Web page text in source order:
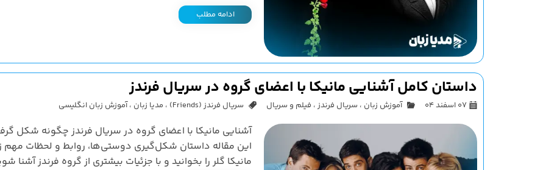
ادامه مطلب
داستان کامل آشنایی مانیکا با اعضای گروه در سریال فرندز
۰۷ اسفند ۰۴ آموزش زبان ، سریال فرندز ، فیلم و سریال سریال فرندز (Friends) ، مدیا زبان ،آموزش زبان انگلیسی
آشنایی مانیکا با اعضای گروه در سریال فرندز چگونه شکل
این مقاله داستان شکل‌گیری دوستی‌ها، روابط و لحظات مهم
مانیکا گلر را بخوانید و با جزئیات بیشتری از گروه فرندز آشنا